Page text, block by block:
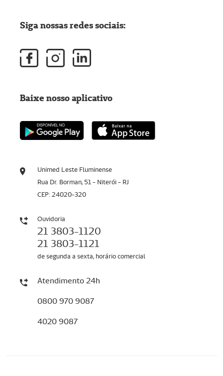
Unimed Leste Fluminense
Rua Dr. Borman, 51 - Niterói - RJ
CEP: 24020-320
Ouvidoria
21 3803-1120
21 3803-1121
de segunda a sexta, horário comercial
Atendimento 24h
0800 970 9087
4020 9087
Siga nossas redes sociais:
Baixe nosso aplicativo